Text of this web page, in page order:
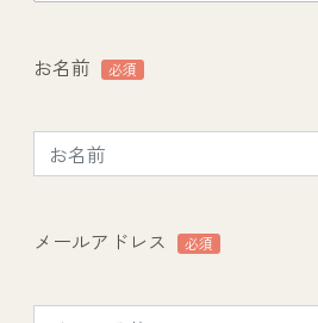
お名前 必須
メールアドレス 必須